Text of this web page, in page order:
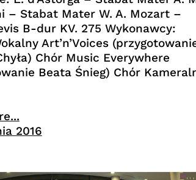
– Stabat Mater W. A. Mozart –
B-dur KV. 275 Wykonawcy:
Art’n’Voices
Chór Music Everywhere
Beata Śnieg) Chór
2016